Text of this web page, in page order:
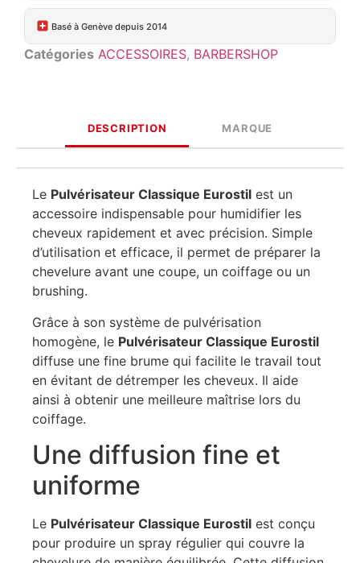
Basé à Genève depuis 2014
Catégories ACCESSOIRES, BARBERSHOP
DESCRIPTION MARQUE
Le Pulvérisateur Classique Eurostil est un
accessoire indispensable pour humidifier les
cheveux rapidement et avec précision. Simple
d’utilisation et efficace, il permet de préparer la
chevelure avant une coupe, un coiffage ou un
brushing.
Grâce à son système de pulvérisation
homogène, le Pulvérisateur Classique Eurostil
diffuse une fine brume qui facilite le travail tout
en évitant de détremper les cheveux. Il aide
ainsi à obtenir une meilleure maîtrise lors du
coiffage.
Une diffusion fine et
uniforme
Le Pulvérisateur Classique Eurostil est conçu
pour produire un spray régulier qui couvre la